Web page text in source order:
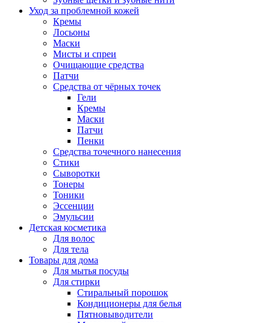
Уход за проблемной кожей
Кремы
Лосьоны
Маски
Мисты и спреи
Очищающие средства
Патчи
Средства от чёрных точек
Гели
Кремы
Маски
Патчи
Пенки
Средства точечного нанесения
Стики
Сыворотки
Тонеры
Тоники
Эссенции
Эмульсии
Детская косметика
Для волос
Для тела
Товары для дома
Для мытья посуды
Для стирки
Стиральный порошок
Кондиционеры для белья
Пятновыводители